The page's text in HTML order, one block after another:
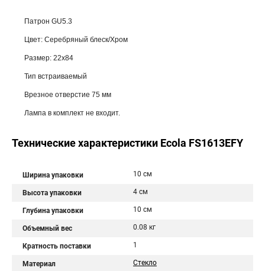
Патрон GU5.3
Цвет: Серебряный блеск/Хром
Размер: 22x84
Тип встраиваемый
Врезное отверстие 75 мм
Лампа в комплект не входит.
Технические характеристики Ecola FS1613EFY
Ширина упаковки 10 см
Высота упаковки 4 см
Глубина упаковки 10 см
Объемный вес 0.08 кг
Кратность поставки 1
Материал Стекло